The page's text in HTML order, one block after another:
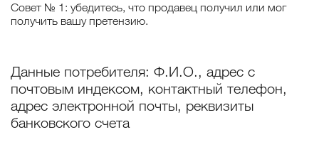
Совет № 1: убедитесь, что продавец получил или мог
получить вашу претензию.
Данные потребителя: Ф.И.О., адрес с
почтовым индексом, контактный телефон,
адрес электронной почты, реквизиты
банковского счета